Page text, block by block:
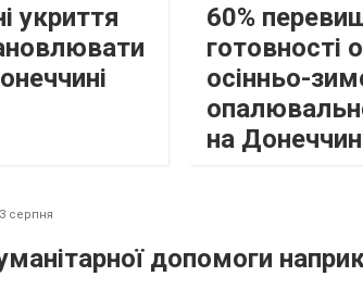
укриття
60%
готовності
осінньо-
на
3 серпня
допомоги